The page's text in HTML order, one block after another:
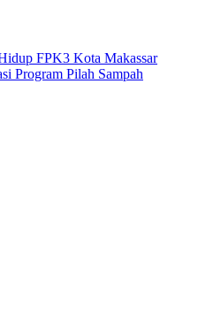
FPK3 Kota Makassar
Program Pilah Sampah